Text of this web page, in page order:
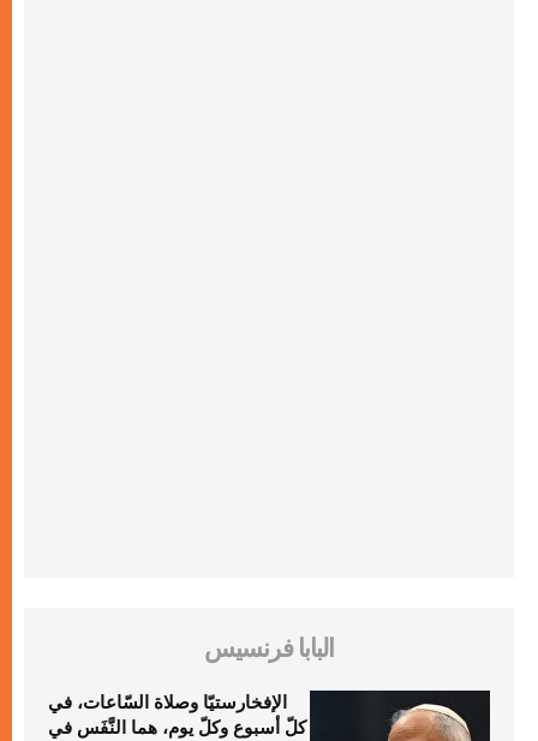
البابا فرنسيس
الإفخارستيّا وصلاة السّاعات، في
كلّ أسبوع وكلّ يوم، هما النَّفَس في